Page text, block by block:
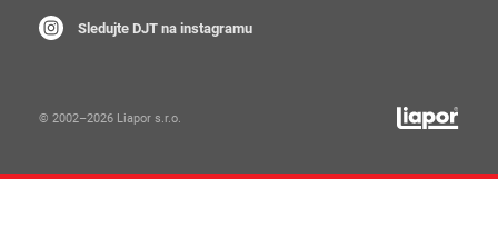
Sledujte DJT na instagramu
© 2002–2026 Liapor s.r.o.